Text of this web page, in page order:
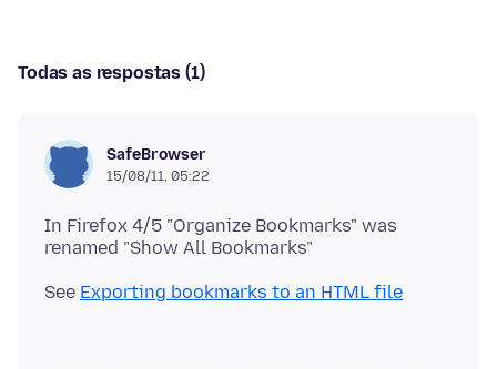
Todas as respostas (1)
SafeBrowser
15/08/11, 05:22
In Firefox 4/5 "Organize Bookmarks" was
See Exporting bookmarks to an HTML file